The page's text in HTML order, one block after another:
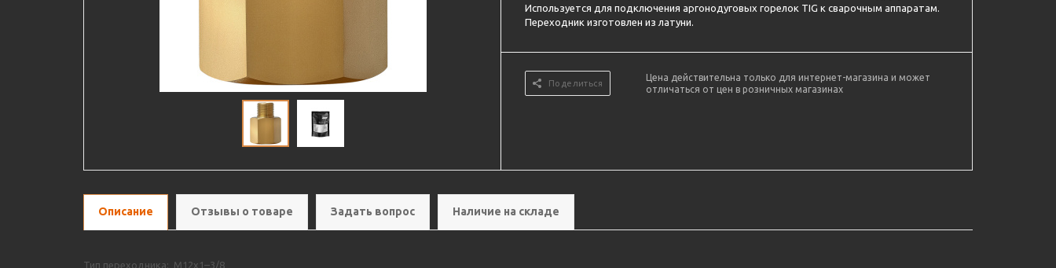
Используется для подключения аргонодуговых горелок TIG к сварочным аппаратам.
Переходник изготовлен из латуни.
Поделиться
Цена действительна только для интернет-магазина и может
отличаться от цен в розничных магазинах
Описание Отзывы о товаре Задать вопрос Наличие на складе
Тип переходника: M12х1–3/8